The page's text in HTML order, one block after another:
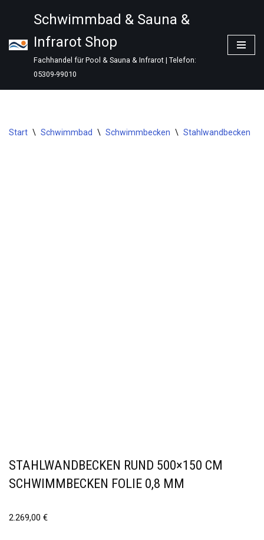
Inhalt
springen
Schwimmbad & Sauna &
Infrarot Shop
Fachhandel für Pool & Sauna & Infrarot | Telefon:
05309-99010
Start \ Schwimmbad \ Schwimmbecken \ Stahlwandbecken
STAHLWANDBECKEN RUND 500×150 CM
SCHWIMMBECKEN FOLIE 0,8 MM
2.269,00 €